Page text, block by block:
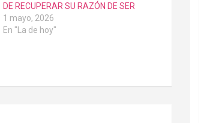
DE RECUPERAR SU RAZÓN DE SER
1 mayo, 2026
En "La de hoy"